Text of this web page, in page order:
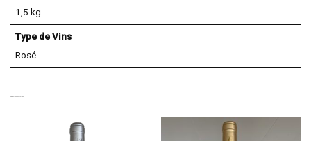
1,5 kg
Type de Vins
Rosé